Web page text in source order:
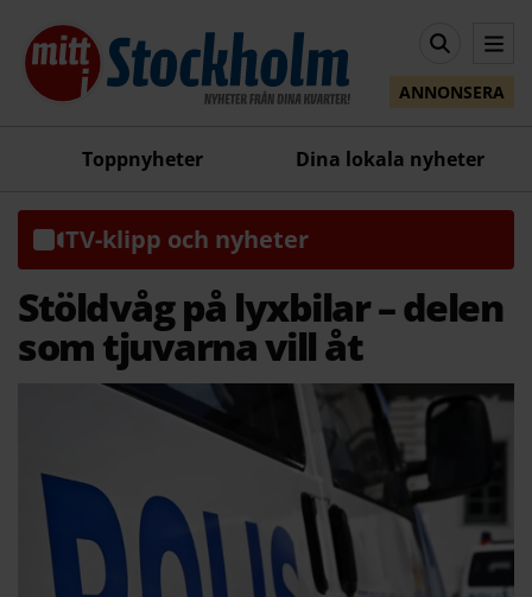
ANNONSERA
Toppnyheter Dina lokala nyheter
TV-klipp och nyheter
Stöldvåg på lyxbilar – delen
som tjuvarna vill åt